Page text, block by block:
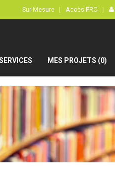
Sur Mesure | Accès PRO |
MES PROJETS (0)